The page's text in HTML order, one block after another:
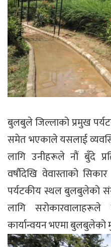
बुलबुले जिल्लाको प्रमुख
समेत भएकाले यसलाई
लागि उनीहरूले नौं बुँदे
वर्षौदेखि वेवास्ताको
पर्यटकीय स्थल बुलबुलेको
लागि सरोकारवालाहरूले
कार्यान्वयन भएमा बुलबुलेको